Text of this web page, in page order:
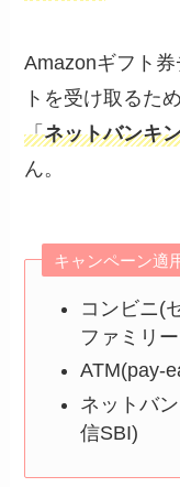
Amazonギフト
トを受け取るた
「ネットバンキ
ん。
キャンペーン適
コンビニ(
ファミリ
ATM(pay-
ネットバ
信SBI)